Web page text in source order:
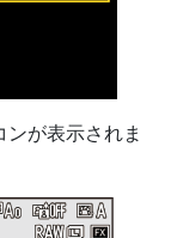
ンが表示されま